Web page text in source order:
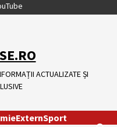
ACTUALIZATE ȘI
ExternSport